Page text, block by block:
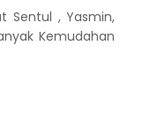
Sentul , Yasmin,
Kemudahan